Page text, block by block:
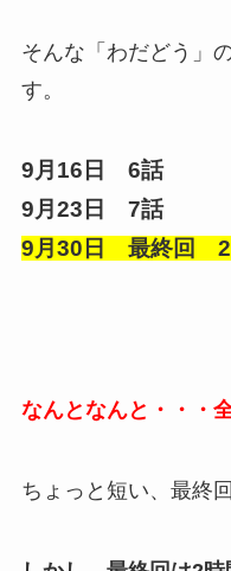
そんな「わだどう」
す。
9月16日 6話
9月23日 7話
9月30日 最終回 2
なんとなんと・・・
ちょっと短い、最終